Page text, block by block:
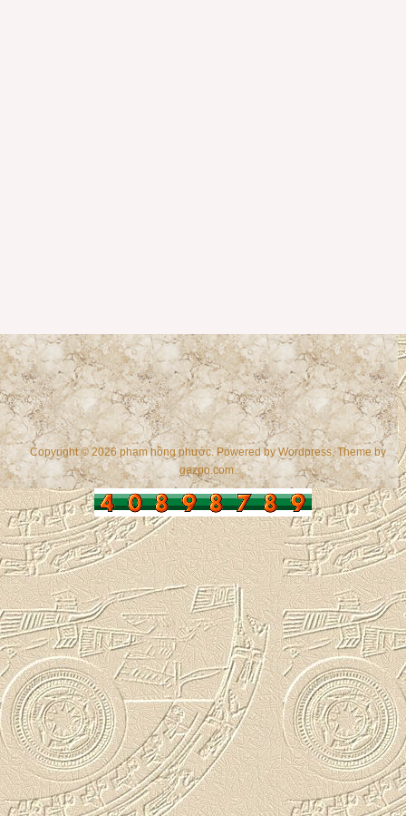
Copyright © 2026 phạm hồng phước. Powered byWordpress, Theme by
gazpo.com.